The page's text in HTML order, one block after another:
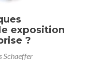
exposition
?
Schaeffer